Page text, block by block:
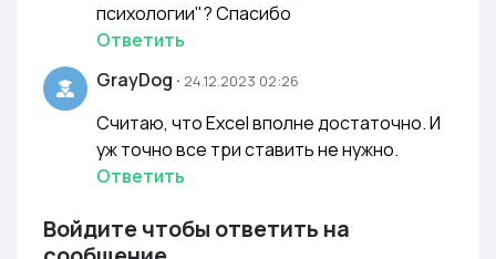
психологии"? Спасибо
Ответить
GrayDog · 24.12.2023 02:26
Считаю, что Excel вполне достаточно. И
уж точно все три ставить не нужно.
Ответить
Войдите чтобы ответить на